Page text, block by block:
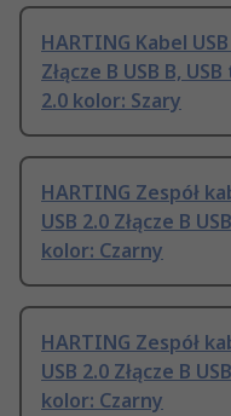
HARTING Kabel
Złącze B USB B,
2.0 kolor: Szary
HARTING Zespół
USB 2.0 Złącze B
kolor: Czarny
HARTING Zespół
USB 2.0 Złącze B
kolor: Czarny